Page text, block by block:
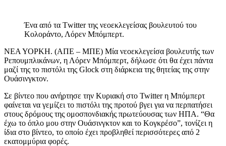
Ένα από τα Τwitter της νεοεκλεγείσας βουλευτού του
Κολοράντο, Λόρεν Μπόμπερτ.
ΝΕΑ ΥΟΡΚΗ. (ΑΠΕ – ΜΠΕ) Μία νεοεκλεγείσα βουλευτής των
Ρεπουμπλικάνων, η Λόρεν Μπόμπερτ, δήλωσε ότι θα έχει πάντα
μαζί της το πιστόλι της Glock στη διάρκεια της θητείας της στην
Ουάσινγκτον.
Σε βίντεο που ανήρτησε την Κυριακή στο Twitter η Μπόμπερτ
φαίνεται να γεμίζει το πιστόλι της προτού βγει για να περπατήσει
στους δρόμους της ομοσπονδιακής πρωτεύουσας των ΗΠΑ. “Θα
έχω το όπλο μου στην Ουάσινγκτον και το Κογκρέσο”, τονίζει η
ίδια στο βίντεο, το οποίο έχει προβληθεί περισσότερες από 2
εκατομμύρια φορές.